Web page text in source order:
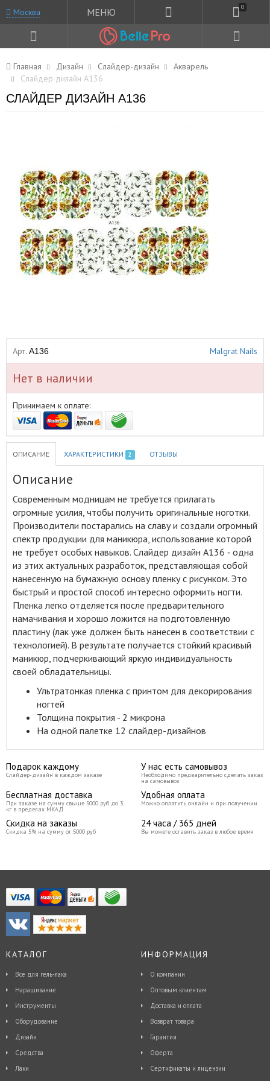
Москва МЕНЮ 0
Главная Дизайн Слайдер-дизайн
Акварель
Слайдер дизайн A136
СЛАЙДЕР ДИЗАЙН A136
Арт. A136 Malgrat Nails
Нет в наличии
Принимаем к оплате:
ОПИСАНИЕ ХАРАКТЕРИСТИКИ 2 ОТЗЫВЫ
Описание
Современным модницам не требуется прилагать
огромные усилия, чтобы получить оригинальные ноготки.
Производители постарались на славу и создали огромный
спектр продукции для маникюра, использование которой
не требует особых навыков. Слайдер дизайн A136 ‑ одна
из этих актуальных разработок, представляющая собой
нанесенную на бумажную основу пленку с рисунком. Это
быстрый и простой способ интересно оформить ногти.
Пленка легко отделяется после предварительного
намачивания и хорошо ложится на подготовленную
пластину (лак уже должен быть нанесен в соответствии с
технологией). В результате получается стойкий красивый
маникюр, подчеркивающий яркую индивидуальность
своей обладательницы.
Ультратонкая пленка с принтом для декорирования
ногтей
Толщина покрытия - 2 микрона
На одной палетке 12 слайдер-дизайнов
Подарок каждому
Слайдер-дизайн в каждом заказе
У нас есть самовывоз
Необходимо предварительно сделать заказ
на самовывоз
Бесплатная доставка
При заказе на сумму свыше 5000 руб до 3
кг в пределах МКАД
Удобная оплата
Можно оплатить онлайн и при получении
Скидка на заказы
Скидка 5% на сумму от 5000 руб
24 часа / 365 дней
Вы можете оставить заказ в любое время
КАТАЛОГ
Все для гель-лака
Наращивание
Инструменты
Оборудование
Дизайн
Средства
Лаки
ИНФОРМАЦИЯ
О компании
Оптовым клиентам
Доставка и оплата
Возврат товара
Гарантия
Оферта
Сертификаты и лицензии